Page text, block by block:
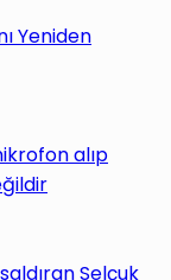
Yeniden
alıp
Selçuk